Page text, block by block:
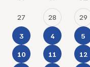
27 28 29
3 4 5
10 11 12